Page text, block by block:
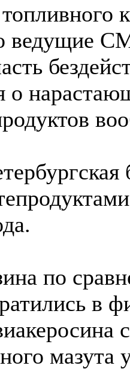
ведущие
о
по
в
мазута